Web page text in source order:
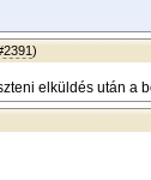
)
elküldés után a